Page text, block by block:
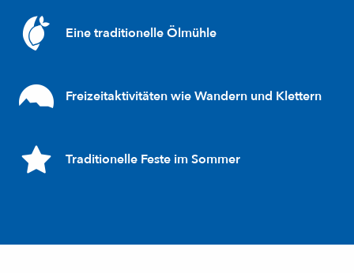
Eine traditionelle Ölmühle
Freizeitaktivitäten wie Wandern und Klettern
Traditionelle Feste im Sommer